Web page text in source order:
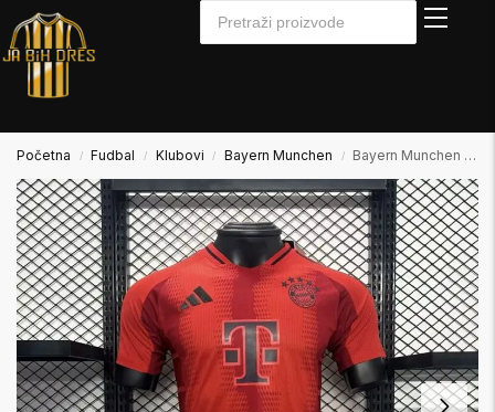
Početna / Fudbal / Klubovi / Bayern Munchen / Bayern Munchen 2024/2025 Home Domaći Dres Player Verzija